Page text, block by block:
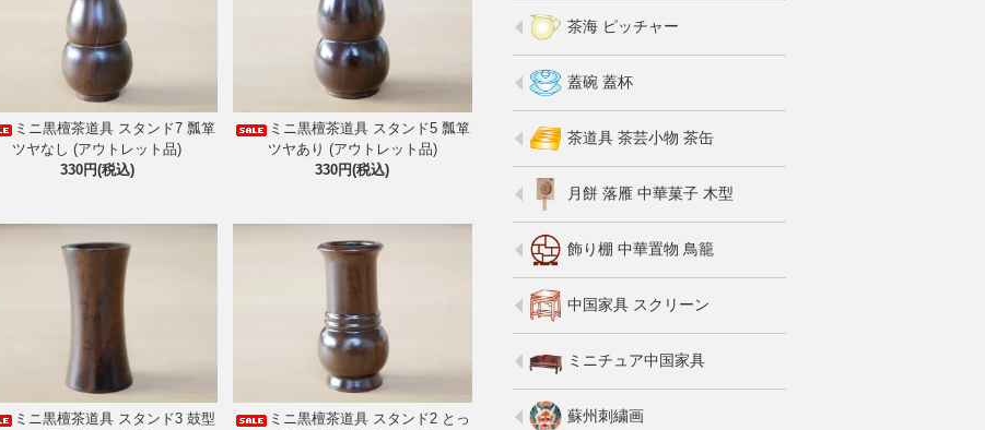
ミニ黒檀茶道具 スタンド7 瓢箪
ツヤなし (アウトレット品)
330円(税込)
ミニ黒檀茶道具 スタンド5 瓢箪
ツヤあり (アウトレット品)
330円(税込)
ミニ黒檀茶道具 スタンド3 鼓型
ミニ黒檀茶道具 スタンド2 とっ
茶海 ピッチャー
蓋碗 蓋杯
茶道具 茶芸小物 茶缶
月餅 落雁 中華菓子 木型
飾り棚 中華置物 鳥籠
中国家具 スクリーン
ミニチュア中国家具
蘇州刺繍画